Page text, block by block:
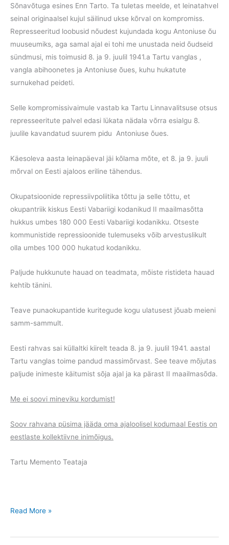
Sõnavõtuga esines Enn Tarto. Ta tuletas meelde, et leinatahvel
seinal originaalsel kujul säilinud ukse kõrval on kompromiss.
Represseeritud loobusid nõudest kujundada kogu Antoniuse õu
muuseumiks, aga samal ajal ei tohi me unustada neid õudseid
sündmusi, mis toimusid 8. ja 9. juulil 1941.a Tartu vanglas ,
vangla abihoonetes ja Antoniuse õues, kuhu hukatute
surnukehad peideti.
Selle kompromissivaimule vastab ka Tartu Linnavalitsuse otsus
represseeritute palvel edasi lükata nädala võrra esialgu 8.
juulile kavandatud suurem pidu Antoniuse õues.
Käesoleva aasta leinapäeval jäi kõlama mõte, et 8. ja 9. juuli
mõrval on Eesti ajaloos eriline tähendus.
Okupatsioonide repressiivpoliitika tõttu ja selle tõttu, et
okupantriik kiskus Eesti Vabariigi kodanikud II maailmasõtta
hukkus umbes 180 000 Eesti Vabariigi kodanikku. Otseste
kommunistide repressioonide tulemuseks võib arvestuslikult
olla umbes 100 000 hukatud kodanikku.
Paljude hukkunute hauad on teadmata, mõiste ristideta hauad
kehtib tänini.
Teave punaokupantide kuritegude kogu ulatusest jõuab meieni
samm-sammult.
Eesti rahvas sai küllaltki kiirelt teada 8. ja 9. juulil 1941. aastal
Tartu vanglas toime pandud massimõrvast. See teave mõjutas
paljude inimeste käitumist sõja ajal ja ka pärast II maailmasõda.
Me ei soovi mineviku kordumist!
Soov rahvana püsima jääda oma ajaloolisel kodumaal Eestis on
eestlaste kollektiivne inimõigus.
Tartu Memento Teataja
Leinapäev
8.
Read More »